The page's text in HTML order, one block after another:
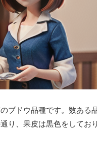
ブドウ品種です。数ある
り、果皮は黒色をしてお